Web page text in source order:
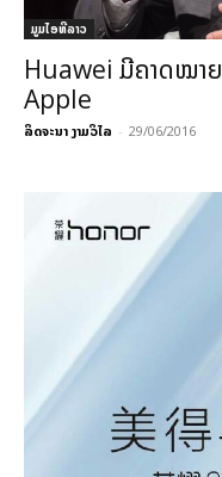
ມູມໄອທີລາວ
Huawei ມີຄາດໝາ
Apple
ລິດຈະນາ ງາມວິໄລ - 29/06/2016